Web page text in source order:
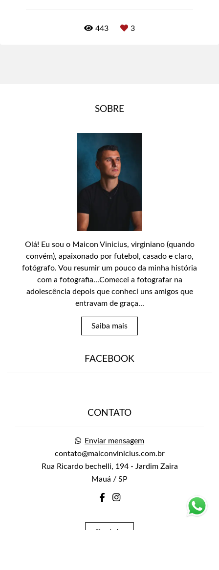
443 3
SOBRE
Olá! Eu sou o Maicon Vinicius, virginiano (quando
convém), apaixonado por futebol, casado e claro,
fotógrafo. Vou resumir um pouco da minha história
com a fotografia...Comecei a fotografar na
adolescência depois que conheci uns amigos que
entravam de graça...
Saiba mais
FACEBOOK
CONTATO
Enviar mensagem
contato@maiconvinicius.com.br
Rua Ricardo bechelli, 194 - Jardim Zaira
Mauá / SP
Contato